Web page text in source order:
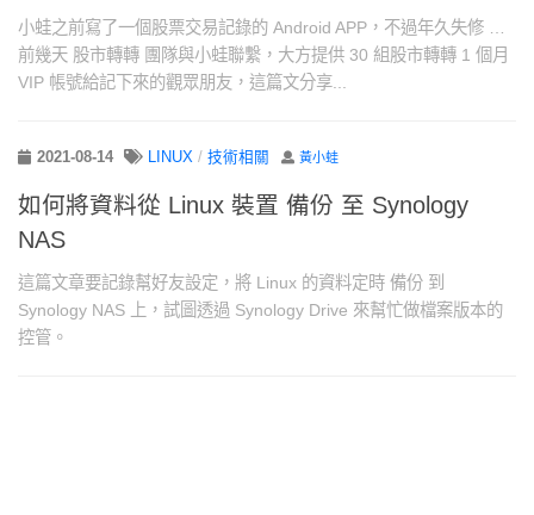
小蛙之前寫了一個股票交易記錄的 Android APP，不過年久失修 …
前幾天 股市轉轉 團隊與小蛙聯繫，大方提供 30 組股市轉轉 1 個月
VIP 帳號給記下來的觀眾朋友，這篇文分享...
2021-08-14 LINUX / 技術相關 黃小蛙
如何將資料從 Linux 裝置 備份 至 Synology
NAS
這篇文章要記錄幫好友設定，將 Linux 的資料定時 備份 到
Synology NAS 上，試圖透過 Synology Drive 來幫忙做檔案版本的
控管。